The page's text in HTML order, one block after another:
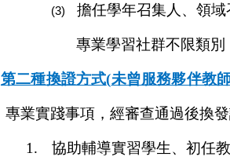
(3) 擔任學年召集人、領
專業學習社群不限類別
第二種換證方式(未曾服務夥伴教
專業實踐事項，經審查通過後換發
1. 協助輔導實習學生、初任